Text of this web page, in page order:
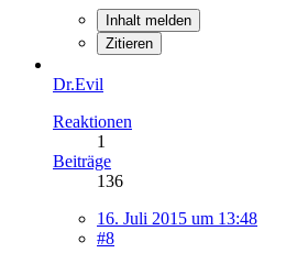
Inhalt melden
Zitieren
Dr.Evil
Reaktionen
1
Beiträge
136
16. Juli 2015 um 13:48
#8